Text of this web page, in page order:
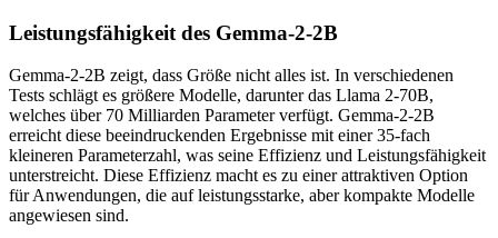
Leistungsfähigkeit des Gemma-2-2B
Gemma-2-2B zeigt, dass Größe nicht alles ist. In verschiedenen
Tests schlägt es größere Modelle, darunter das Llama 2-70B,
welches über 70 Milliarden Parameter verfügt. Gemma-2-2B
erreicht diese beeindruckenden Ergebnisse mit einer 35-fach
kleineren Parameterzahl, was seine Effizienz und Leistungsfähigkeit
unterstreicht. Diese Effizienz macht es zu einer attraktiven Option
für Anwendungen, die auf leistungsstarke, aber kompakte Modelle
angewiesen sind.